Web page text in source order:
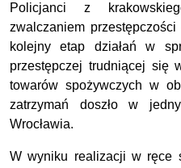
Policjanci z
zwalczaniem
kolejny etap działań w
przestępczej trudniącej się
towarów spożywczych w
zatrzymań doszło w
Wrocławia.
W wyniku realizacji w ręce